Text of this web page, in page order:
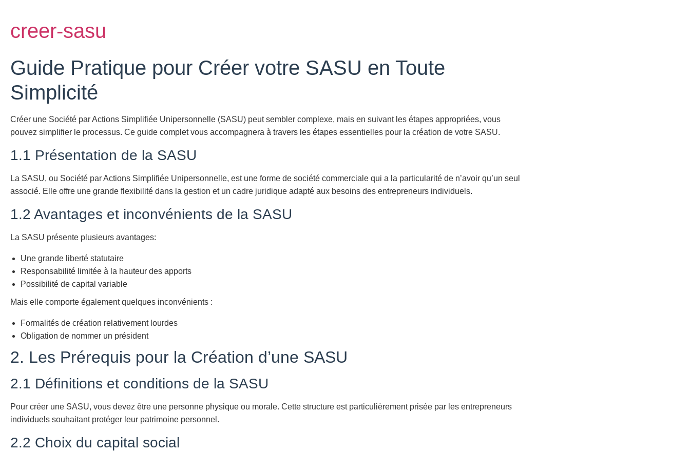
creer-sasu
Guide Pratique pour Créer votre SASU en Toute
Simplicité
Créer une Société par Actions Simplifiée Unipersonnelle (SASU) peut sembler complexe, mais en suivant les étapes appropriées, vous
pouvez simplifier le processus. Ce guide complet vous accompagnera à travers les étapes essentielles pour la création de votre SASU.
1.1 Présentation de la SASU
La SASU, ou Société par Actions Simplifiée Unipersonnelle, est une forme de société commerciale qui a la particularité de n’avoir qu’un seul
associé. Elle offre une grande flexibilité dans la gestion et un cadre juridique adapté aux besoins des entrepreneurs individuels.
1.2 Avantages et inconvénients de la SASU
La SASU présente plusieurs avantages:
Une grande liberté statutaire
Responsabilité limitée à la hauteur des apports
Possibilité de capital variable
Mais elle comporte également quelques inconvénients :
Formalités de création relativement lourdes
Obligation de nommer un président
2. Les Prérequis pour la Création d’une SASU
2.1 Définitions et conditions de la SASU
Pour créer une SASU, vous devez être une personne physique ou morale. Cette structure est particulièrement prisée par les entrepreneurs
individuels souhaitant protéger leur patrimoine personnel.
2.2 Choix du capital social